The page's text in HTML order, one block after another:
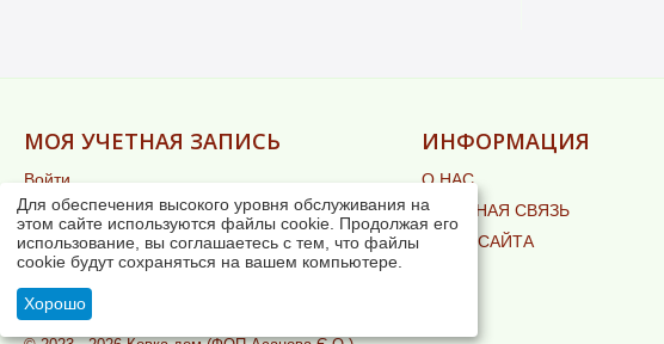
МОЯ УЧЕТНАЯ ЗАПИСЬ
Войти
Создать учетную запись
ЗАКАЗЫ
ОТЛОЖЕННЫЕ
СПИСОК СРАВНЕНИЯ
ИНФОРМАЦИЯ
О НАС
ОБРАТНАЯ СВЯЗЬ
КАРТА САЙТА
Для обеспечения высокого уровня обслуживания на
этом сайте используются файлы cookie. Продолжая его
использование, вы соглашаетесь с тем, что файлы
cookie будут сохраняться на вашем компьютере.
Хорошо